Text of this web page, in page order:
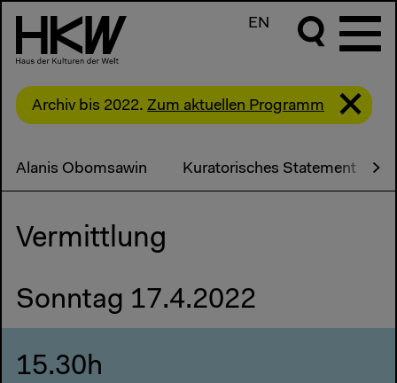
EN
Archiv bis 2022. Zum aktuellen Programm
Alanis Obomsawin Kuratorisches Statement
Vermittlung
Sonntag 17.4.2022
15.30h